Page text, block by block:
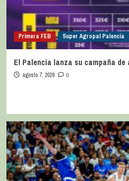
Primera FEB Super Agropal Palencia
El Palencia lanza su campaña de
agosto 7, 2026 0